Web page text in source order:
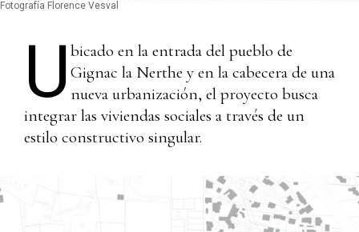
Fotografía Florence Vesval
U bicado en la entrada del pueblo de
Gignac la Nerthe y en la cabecera de una
nueva urbanización, el proyecto busca
integrar las viviendas sociales a través de un
estilo constructivo singular.